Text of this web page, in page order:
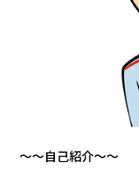
～～自己紹介～～